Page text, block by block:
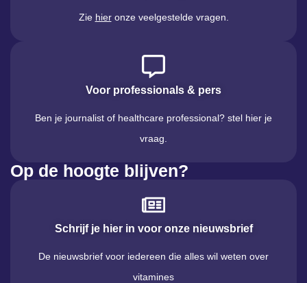
Zie hieronze veelgestelde vragen.
Voor professionals & pers
Ben je journalist of healthcare professional? stel hier je
vraag.
Op de hoogte blijven?
Schrijf je hier in voor onze nieuwsbrief
De nieuwsbrief voor iedereen die alles wil weten over
vitamines